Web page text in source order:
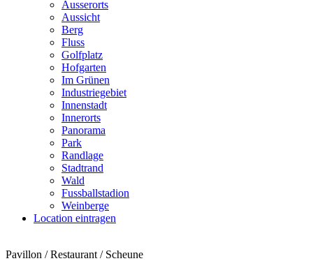
Ausserorts
Aussicht
Berg
Fluss
Golfplatz
Hofgarten
Im Grünen
Industriegebiet
Innenstadt
Innerorts
Panorama
Park
Randlage
Stadtrand
Wald
Fussballstadion
Weinberge
Location eintragen
Pavillon / Restaurant / Scheune